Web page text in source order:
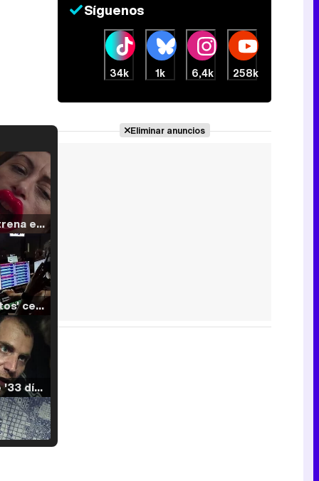
Filmin estrena el tráiler de 'Millennial Mal', su nueva comedia universitaria de la mano de Lorena Iglesias
'120 Minutos' celebra sus 2.000 programas en Telemadrid con un vídeo del día a día en la redacción
Tráiler de '33 días', la nueva serie de Atresplayer con Julián Villagrán y José Manuel Poga
Síguenos
34k 1k 6,4k 258k
Eliminar anuncios